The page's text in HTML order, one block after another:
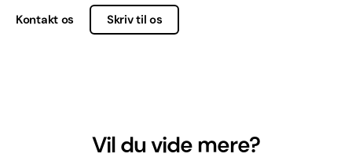
Kontakt os Skriv til os
Vil du vide mere?